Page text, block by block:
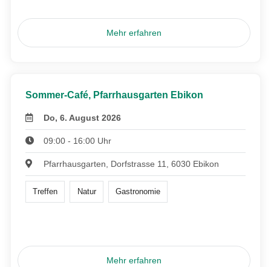
Mehr erfahren
Sommer-Café, Pfarrhausgarten Ebikon
Do, 6. August 2026
09:00 - 16:00 Uhr
Pfarrhausgarten, Dorfstrasse 11, 6030 Ebikon
Treffen Natur Gastronomie
Mehr erfahren